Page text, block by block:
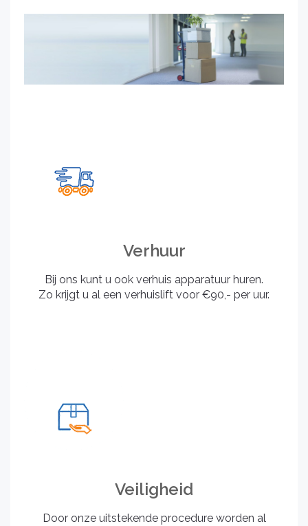
Verhuur
Bij ons kunt u ook verhuis apparatuur huren.
Zo krijgt u al een verhuislift voor €90,- per uur.
Veiligheid
Door onze uitstekende procedure worden al